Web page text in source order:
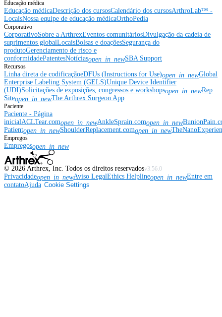
Educação médica
Educação médicaDescrição dos cursosCalendário dos cursosArthroLab™ -
LocaisNossa equipe de educação médicaOrthoPedia
Corporativo
CorporativoSobre a ArthrexEventos comunitáriosDivulgação da cadeia de
suprimentos globalLocaisBolsas e doaçõesSegurança do
produtoGerenciamento de risco e
conformidadePatentesNotíciasopen_in_newSBA Support
Recursos
Linha direta de codificaçãoeDFUs (Instructions for Use)open_in_newGlobal
Enterprise Labeling System (GELS)Unique Device Identifier
(UDI)Solicitações de exposições, congressos e workshopsopen_in_newRep
Siteopen_in_newThe Arthrex Surgeon App
Paciente
Paciente - Página
inicial ACLTear.comopen_in_newAnkleSprain.comopen_in_new
Patientopen_in_newShoulderReplacement.comopen_in_new
Empregos
Empregosopen_in_new
© 2026 Arthrex, Inc. Todos os direitos reservadosv3.56.0
Privacidadeopen_in_newAviso LegalEthics Helplineopen_in_newEntre em
contatoAjuda Cookie Settings